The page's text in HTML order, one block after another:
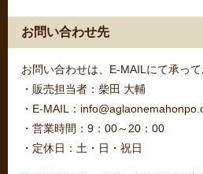
お問い合わせ先
お問い合わせは、E-MAILにて承って
・販売担当者：柴田 大輔
・E-MAIL：
・営業時間：9：00～20：00
・定休日：土・日・祝日